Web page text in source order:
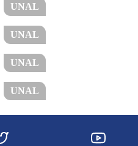
UNAL
UNAL
UNAL
UNAL